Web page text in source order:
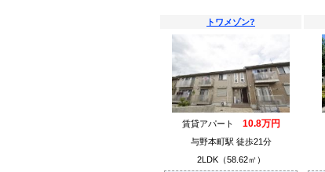
トワメゾン?
賃貸アパート 10.8万円
与野本町駅 徒歩21分
2LDK（58.62㎡）